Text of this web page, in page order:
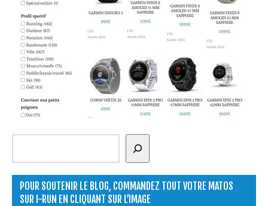
Rechercher
POUR SOUTENIR LE BLOG, COMMANDEZ TOUT VOTRE MATOS
SUR I-RUN EN CLIQUANT SUR L’IMAGE